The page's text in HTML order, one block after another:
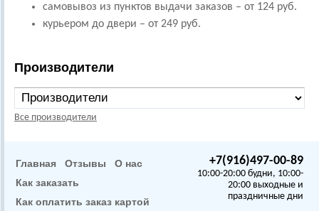
самовывоз из пунктов выдачи заказов – от 124 руб.
курьером до двери – от 249 руб.
Производители
Все производители
+7(916)497-00-89
10:00-20:00 будни, 10:00-
20:00 выходные и
праздничные дни
Главная Отзывы
О нас
Как заказать
Как оплатить заказ картой